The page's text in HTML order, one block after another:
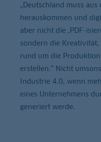
„Deutschland muss aus
herauskommen und
aber nicht die ,PDF-
sondern die
rund um die
erstellen.“ Nicht
Industrie 4.0, wenn
eines Unternehmens
generiert werde.